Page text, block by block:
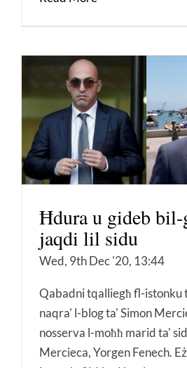
Ħdura u gideb
jaqdi lil sidu
Wed, 9th Dec '20, 13:44
Qabadni tqalliegħ fl-istonku
naqra' l-blog ta' Simon
nosserva l-moħħ marid ta'
Mercieca, Yorgen Fenech.